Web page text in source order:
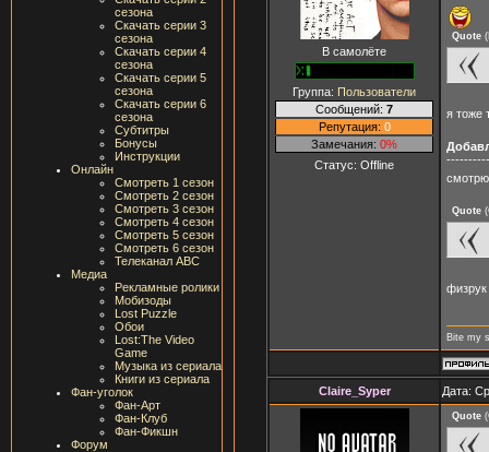
сезона
Скачать серии 3
сезона
Скачать серии 4
сезона
Скачать серии 5
сезона
Скачать серии 6
сезона
Субтитры
Бонусы
Инструкции
Онлайн
Смотреть 1 сезон
Смотреть 2 сезон
Смотреть 3 сезон
Смотреть 4 сезон
Смотреть 5 сезон
Смотреть 6 сезон
Телеканал ABC
Медиа
Рекламные ролики
Мобизоды
Lost Puzzle
Обои
Lost:The Video
Game
Музыка из сериала
Книги из сериала
Фан-уголок
Фан-Арт
Фан-Клуб
Фан-Фикшн
Форум
В самолёте
Группа: Пользователи
Сообщений: 7
Репутация: 0
Замечания: 0%
Статус: Offline
Quote (
я тоже
смотрю
Quote (
Bite my
Claire_Syper Дата:
Quote (